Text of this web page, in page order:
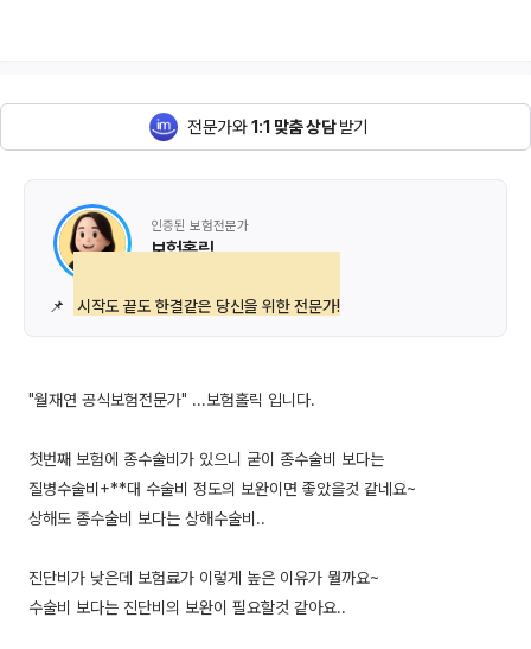
전문가와1:1 맞춤 상담받기
인증된 보험전문가
보험홀릭
📌 시작도 끝도 한결같은 당신을 위한 전문가!
"월재연 공식보험전문가" ...보험홀릭 입니다.
첫번째 보험에 종수술비가 있으니 굳이 종수술비 보다는
질병수술비+**대 수술비 정도의 보완이면 좋았을것 같네요~
상해도 종수술비 보다는 상해수술비..
진단비가 낮은데 보험료가 이렇게 높은 이유가 뭘까요~
수술비 보다는 진단비의 보완이 필요할것 같아요..